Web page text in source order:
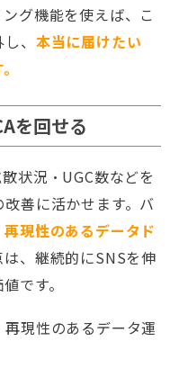
グ機能を使えば、こ
、 本当に届けたい
を回せる
状況・UGC数などを
善に活かせます。バ
再現性のあるデータド
は、継続的にSNSを伸
です。
現性のあるデータ運